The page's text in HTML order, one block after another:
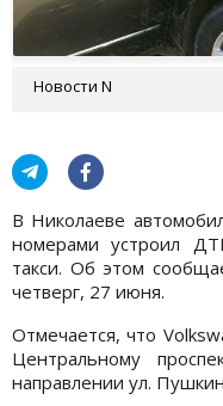
Новости N
В Николаеве
номерами устроил
такси. Об этом
четверг, 27 июня.
Отмечается, что
Центральному
направлении ул.